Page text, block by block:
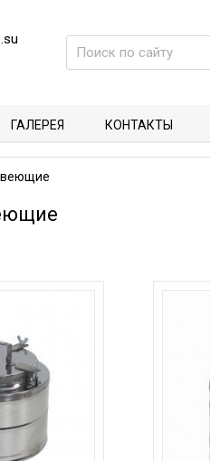
ГАЛЕРЕЯ КОНТАКТЫ